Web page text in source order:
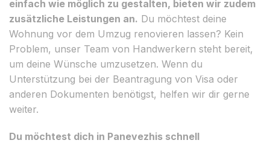
einfach wie möglich zu gestalten, bieten wir zudem
zusätzliche Leistungen an. Du möchtest deine
Wohnung vor dem Umzug renovieren lassen? Kein
Problem, unser Team von Handwerkern steht bereit,
um deine Wünsche umzusetzen. Wenn du
Unterstützung bei der Beantragung von Visa oder
anderen Dokumenten benötigst, helfen wir dir gerne
weiter.
Du möchtest dich in Panevezhis schnell